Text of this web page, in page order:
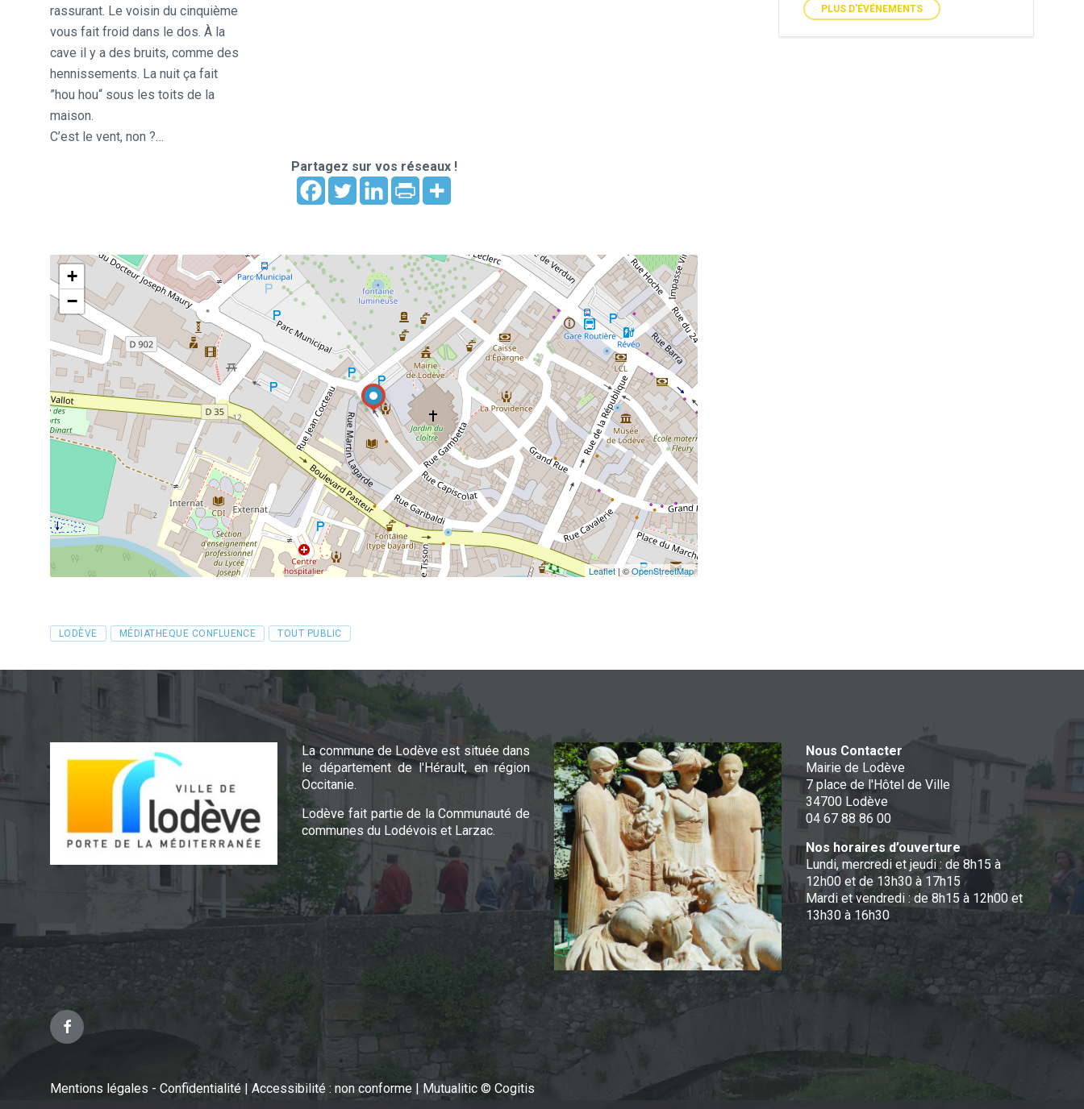
rassurant. Le voisin du cinquième
vous fait froid dans le dos. À la
cave il y a des bruits, comme des
hennissements. La nuit ça fait
”hou hou“ sous les toits de la
maison.
C’est le vent, non ?…
Partagez sur vos réseaux !
+
−
Leaflet | ©OpenStreetMap
Tags
LODÈVE MÉDIATHEQUE CONFLUENCE TOUT PUBLIC
PLUS D'ÉVÉNEMENTS
La commune de Lodève est située dans
le département de l'Hérault, en région
Occitanie.
Lodève fait partie de la Communauté de
communes du Lodévois et Larzac.
Nous Contacter
Mairie de Lodève
7 place de l'Hôtel de Ville
34700 Lodève
04 67 88 86 00
Nos horaires d’ouverture
Lundi, mercredi et jeudi : de 8h15 à
12h00 et de 13h30 à 17h15
Mardi et vendredi : de 8h15 à 12h00 et
13h30 à 16h30
Facebook
Mentions légales - Confidentialité | Accessibilité : non conforme | Mutualitic © Cogitis